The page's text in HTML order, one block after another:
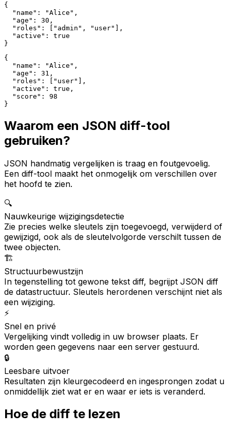
{
  "name": "Alice",
  "age": 30,
  "roles": ["admin", "user"],
  "active": true
}
{
  "name": "Alice",
  "age": 31,
  "roles": ["user"],
  "active": true,
  "score": 98
}
Waarom een JSON diff-tool
gebruiken?
JSON handmatig vergelijken is traag en foutgevoelig.
Een diff-tool maakt het onmogelijk om verschillen over
het hoofd te zien.
🔍
Nauwkeurige wijzigingsdetectie
Zie precies welke sleutels zijn toegevoegd, verwijderd of
gewijzigd, ook als de sleutelvolgorde verschilt tussen de
twee objecten.
🏗️
Structuurbewustzijn
In tegenstelling tot gewone tekst diff, begrijpt JSON diff
de datastructuur. Sleutels herordenen verschijnt niet als
een wijziging.
⚡
Snel en privé
Vergelijking vindt volledig in uw browser plaats. Er
worden geen gegevens naar een server gestuurd.
🔒
Leesbare uitvoer
Resultaten zijn kleurgecodeerd en ingesprongen zodat u
onmiddellijk ziet wat er en waar er iets is veranderd.
Hoe de diff te lezen